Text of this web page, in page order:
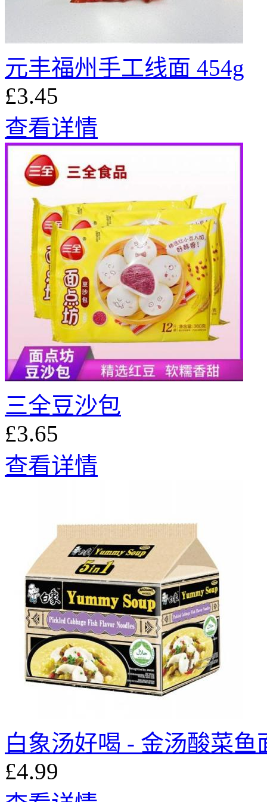
元丰福州手工线面 454g
£3.45
查看详情
三全豆沙包
£3.65
查看详情
白象汤好喝 - 金汤酸菜鱼
£4.99